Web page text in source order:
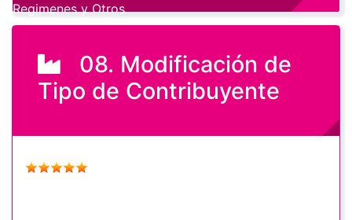
08. Modificación de
Tipo de Contribuyente
Regimenes y Otros